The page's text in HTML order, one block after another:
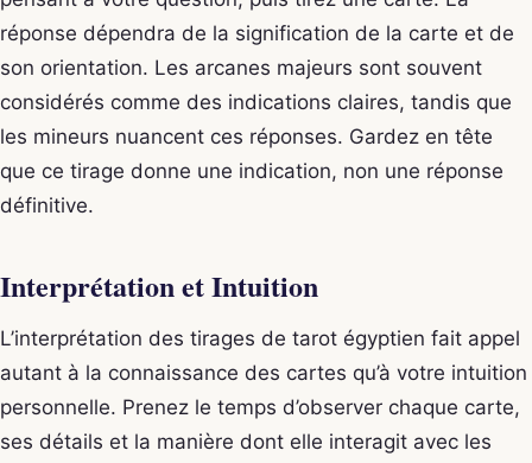
réponse dépendra de la signification de la carte et de
son orientation. Les arcanes majeurs sont souvent
considérés comme des indications claires, tandis que
les mineurs nuancent ces réponses. Gardez en tête
que ce tirage donne une indication, non une réponse
définitive.
Interprétation et Intuition
L’interprétation des tirages de tarot égyptien fait appel
autant à la connaissance des cartes qu’à votre intuition
personnelle. Prenez le temps d’observer chaque carte,
ses détails et la manière dont elle interagit avec les